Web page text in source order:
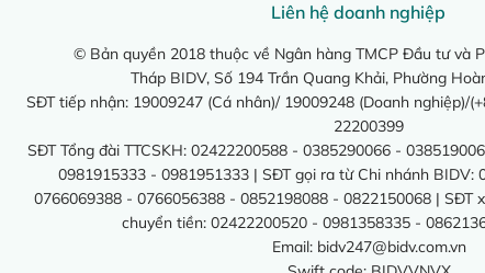
Liên hệ doanh nghiệp
© Bản quyền 2018 thuộc về Ngân hàng TMCP Đầu tư và
Tháp BIDV, Số 194 Trần Quang Khải, Phường
SĐT tiếp nhận: 19009247 (Cá nhân)/ 19009248 (Doanh nghiệp)/
22200399
SĐT Tổng đài TTCSKH: 02422200588 - 0385290066 -
0981915333 - 0981951333 | SĐT gọi ra từ Chi nhánh BIDV:
0766069388 - 0766056388 - 0852198088 - 0822150068 | SĐT
chuyển tiền: 02422200520 - 0981358335 -
Email: bidv247@bidv.com.vn